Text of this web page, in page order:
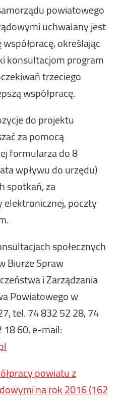
powiatowego
uchwalany jest
określając
konsultacjom program
trzeciego
współpracę.
do projektu
za pomocą
formularza do 8
wpływu do urzędu)
spotkań, za
poczty
społecznych
Biurze Spraw
i Zarządzania
Powiatowego w
tel. 74 832 52 28, 74
60, e-mail:
powiatu z
na rok 2016 (162